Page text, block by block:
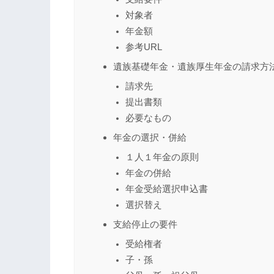
対象者
年金額
参考URL
遺族基礎年金・遺族厚生年金の請求方
請求先
提出書類
必要なもの
年金の選択・併給
１人１年金の原則
年金の併給
年金受給選択申込書
選択替え
支給停止の要件
受給権者
子・孫